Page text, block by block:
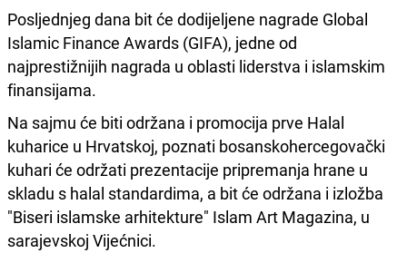
Posljednjeg dana bit će dodijeljene nagrade Global
Islamic Finance Awards (GIFA), jedne od
najprestižnijih nagrada u oblasti liderstva i islamskim
finansijama.
Na sajmu će biti održana i promocija prve Halal
kuharice u Hrvatskoj, poznati bosanskohercegovački
kuhari će održati prezentacije pripremanja hrane u
skladu s halal standardima, a bit će održana i izložba
"Biseri islamske arhitekture" Islam Art Magazina, u
sarajevskoj Vijećnici.